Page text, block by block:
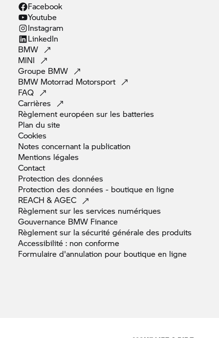
Facebook
Youtube
Instagram
LinkedIn
BMW
MINI
Groupe BMW
BMW Motorrad Motorsport
FAQ
Carrières
Règlement européen sur les batteries
Plan dusite
Cookies
Notes concernant la publication
Mentions légales
Contact
Protection desdonnées
Protection des données - boutique en ligne
REACH &AGEC
Règlement sur les services numériques
Gouvernance BMW Finance
Règlement sur la sécurité générale des produits
Accessibilité : nonconforme
Formulaire d'annulation pour boutique en ligne